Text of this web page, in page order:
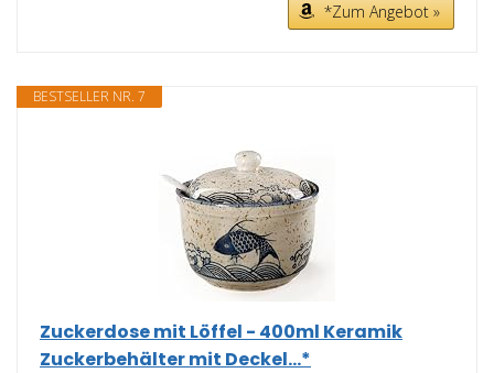
*Zum Angebot »
BESTSELLER NR. 7
Zuckerdose mit Löffel - 400ml Keramik
Zuckerbehälter mit Deckel...*